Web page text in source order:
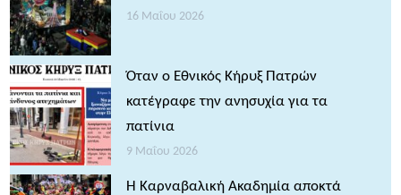
16 Μαΐου 2026
Όταν ο Εθνικός Κήρυξ Πατρών
κατέγραφε την ανησυχία για τα
πατίνια
9 Μαΐου 2026
Η Καρναβαλική Ακαδημία αποκτά